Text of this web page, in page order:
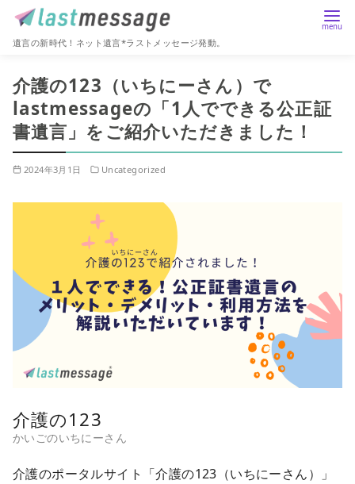
遺言の新時代！ネット遺言*ラストメッセージ発動。
介護の123（いちにーさん）で
lastmessageの「1人でできる公正証
書遺言」をご紹介いただきました！
2024年3月1日 Uncategorized
介護の123
介護のポータルサイト「介護の123（いちにーさん）」